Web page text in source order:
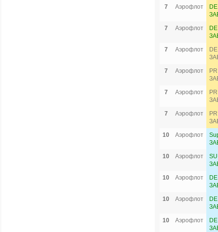
7 Аэрофлот
7
Аэрофлот
7
Аэрофлот
7
Аэрофлот
7
Аэрофлот
7
Аэрофлот
10
Аэрофлот
10
Аэрофлот
10
Аэрофлот
10
Аэрофлот
10
Аэрофлот